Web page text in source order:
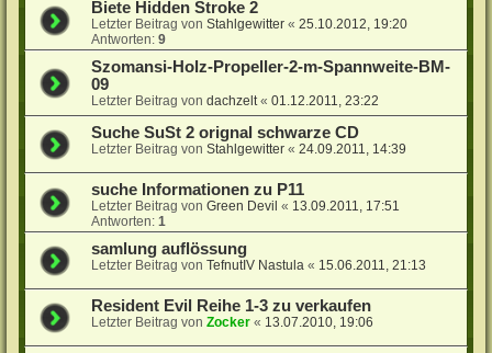
Biete Hidden Stroke 2
Letzter Beitrag vonStahlgewitter «25.10.2012, 19:20
Antworten:9
Szomansi-Holz-Propeller-2-m-Spannweite-BM-
09
Letzter Beitrag vondachzelt«01.12.2011, 23:22
Suche SuSt 2 orignal schwarze CD
Letzter Beitrag vonStahlgewitter «24.09.2011, 14:39
suche Informationen zu P11
Letzter Beitrag vonGreen Devil « 13.09.2011, 17:51
Antworten:1
samlung auflössung
Letzter Beitrag vonTefnutIV Nastula « 15.06.2011, 21:13
Resident Evil Reihe 1-3 zu verkaufen
Letzter Beitrag vonZocker « 13.07.2010, 19:06